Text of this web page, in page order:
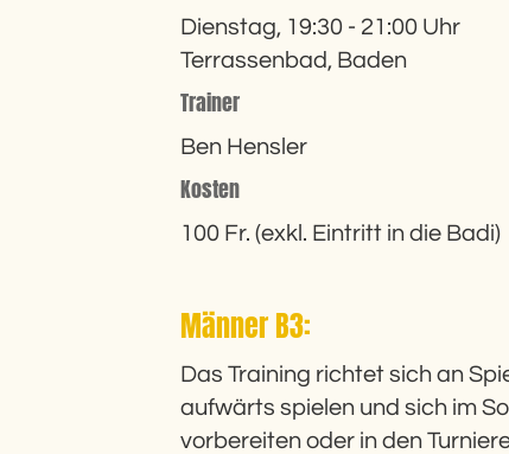
Dienstag, 19:30 - 21:00 Uhr
Terrassenbad, Baden
Trainer
Ben Hensler
Kosten
100 Fr. (exkl. Eintritt in die Badi)
Männer B3:
Das Training richtet sich an
aufwärts spielen und sich im
vorbereiten oder in den